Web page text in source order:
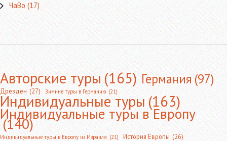
ЧаВо(17)
Авторские туры(165) Германия(97)
Дрезден (27) Зимние туры в Германию (21)
Индивидуальные туры(163)
Индивидуальные туры в Европу
(140)
Индивидуальные туры в Европу из Израиля (21) История Европы (26)